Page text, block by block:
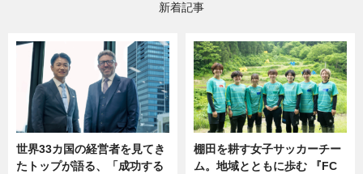
新着記事
世界33カ国の経営者を見てき
たトップが語る、「成功する
棚田を耕す女子サッカーチー
ム。地域とともに歩む 『FC